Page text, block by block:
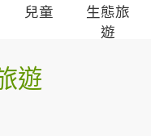
兒童
生態旅
遊
遊